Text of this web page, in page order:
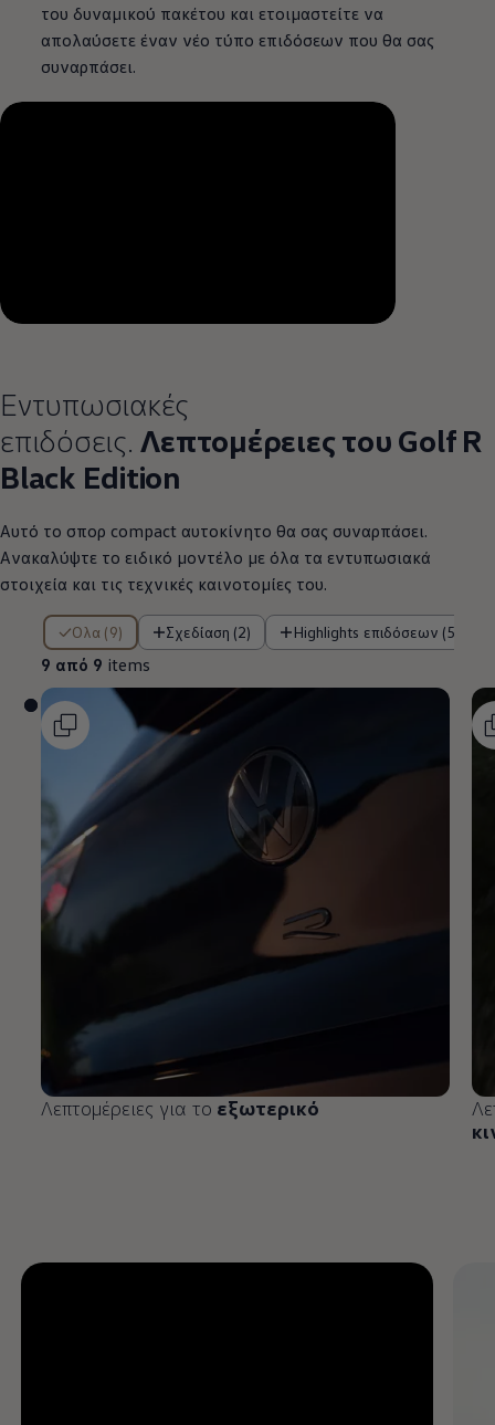
του δυναμικού πακέτου και ετοιμαστείτε να
απολαύσετε έναν νέο τύπο επιδόσεων που θα σας
συναρπάσει.
Remaining time, --:--
Εντυπωσιακές
επιδόσεις.Λεπτομέρειες του Golf R
Black Edition
Αυτό το σπορ compact αυτοκίνητο θα σας συναρπάσει.
Ανακαλύψτε το ειδικό μοντέλο με όλα τα εντυπωσιακά
στοιχεία και τις τεχνικές καινοτομίες του.
Όλα (9) Σχεδίαση (2) Highlights επιδόσεων (5)
9 από 9 items
9 από 9 items
Λεπτομέρειες για το εξωτερικό